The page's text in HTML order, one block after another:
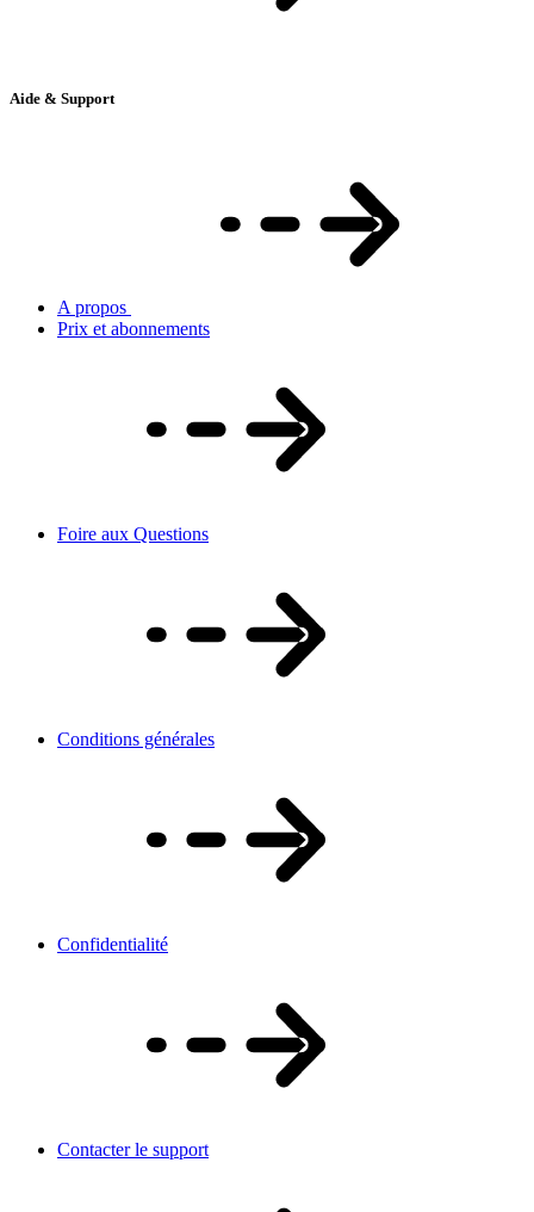
Aide & Support
A propos
Prix et abonnements
Foire aux Questions
Conditions générales
Confidentialité
Contacter le support